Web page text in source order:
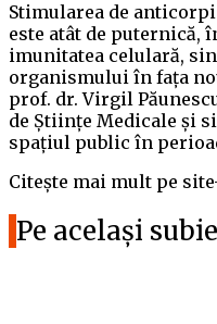
Stimularea de
este atât de puternică,
imunitatea celulară,
organismului în fața
prof. dr. Virgil
de Științe Medicale și
spațiul public în
Citește mai mult pe
Pe același